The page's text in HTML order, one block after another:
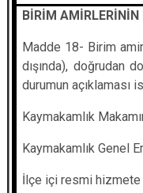
BİRİM
Madde 18- Birim
dışında), doğrudan
durumun açıklaması
Kaymakamlık
Kaymakamlık Genel
İlçe içi resmi hizmete